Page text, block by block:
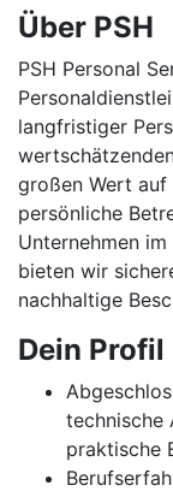
Über PSH
PSH Personal
langfristiger
großen Wert auf
persönliche
Unternehmen
bieten wir
nachhaltige
Dein Profil
technische
praktische